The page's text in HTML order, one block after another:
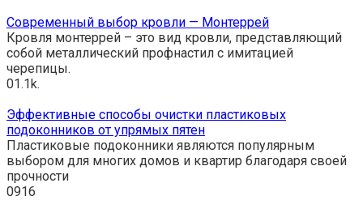
Современный выбор кровли — Монтеррей
Кровля монтеррей – это вид кровли, представляющий
собой металлический профнастил с имитацией
черепицы.
01.1k.
Эффективные способы очистки пластиковых
подоконников от упрямых пятен
Пластиковые подоконники являются популярным
выбором для многих домов и квартир благодаря своей
прочности
0916